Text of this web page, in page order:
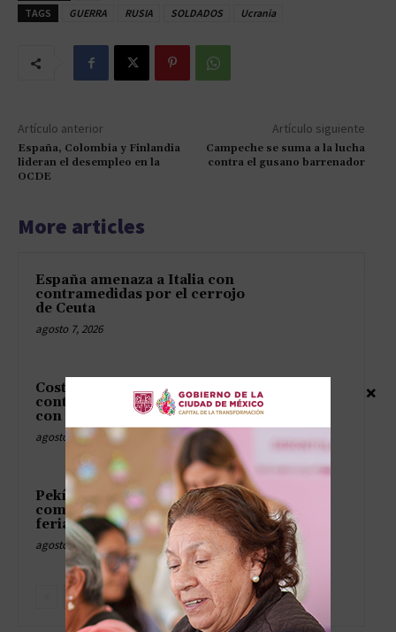
TAGS
GUERRA RUSIA SOLDADOS Ucrania
Artículo anterior
España, Colombia y Finlandia
lideran el desempleo en la
OCDE
Artículo siguiente
Campeche se suma a la lucha
contra el gusano barrenador
More articles
España amenaza a Italia con
contramedidas por el cerrojo
de Ceuta
agosto 7, 2026
Costa Rica se echa a la calle
contra la presidenta que pelea
con los jueces
agosto 7, 2026
Pekín afloja las reglas de pisos
como quien regala churros en
feria
agosto 7, 2026
×